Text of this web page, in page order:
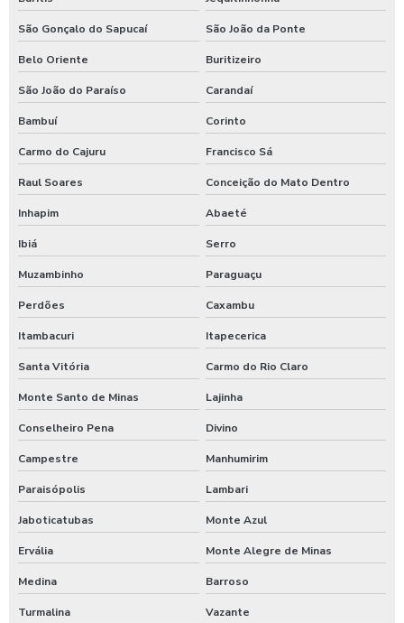
Sistema de lavagem de ônibus
Sistema de lavagem para transportadora
Sulfato de alumínio para tratamento de água
Sulfato de alumínio tratamento de efluente
Tarifador de banho para praia
Tarifador para calibrador
Tarifador para calibrador com fichas
Tarifador para calibrador com moedas
Tarifador para calibrador com pix
Temporizador de banho com pix
Temporizador para chuveiros pagamento pix
Temporizador de ducha para quiosque
Timer para chuveiro com fichas
Timer de chuveiro com pix
Timer para ducha de praia
Valor para higienização automotiva
São Gonçalo do Sapucaí São João da Ponte
Belo Oriente Buritizeiro
São João do Paraíso Carandaí
Bambuí Corinto
Carmo do Cajuru Francisco Sá
Raul Soares Conceição do Mato Dentro
Inhapim Abaeté
Ibiá Serro
Muzambinho Paraguaçu
Perdões Caxambu
Itambacuri Itapecerica
Santa Vitória Carmo do Rio Claro
Monte Santo de Minas Lajinha
Conselheiro Pena Divino
Campestre Manhumirim
Paraisópolis Lambari
Jaboticatubas Monte Azul
Ervália Monte Alegre de Minas
Medina Barroso
Turmalina Vazante